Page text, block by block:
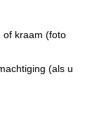
of kraam (foto
(als u